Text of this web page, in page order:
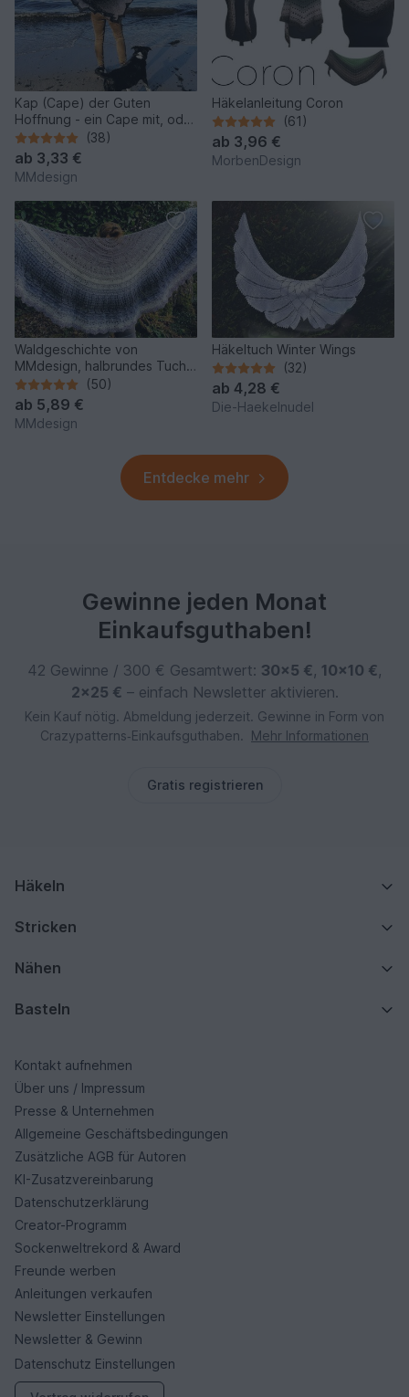
Kap (Cape) der Guten
Hoffnung - ein Cape mit, oder
ohne Kapuze(38)
ab 3,33 €
MMdesign
Häkelanleitung Coron
(61)
ab 3,96 €
MorbenDesign
Waldgeschichte von
MMdesign, halbrundes Tuch
mit 2 Abschluss-Borten
(50)
ab 5,89 €
MMdesign
Häkeltuch Winter Wings
(32)
ab 4,28 €
Die-Haekelnudel
Entdecke mehr
Gewinne jeden Monat
Einkaufsguthaben!
42 Gewinne / 300 € Gesamtwert: 30×5 €, 10×10 €,
2×25 € – einfach Newsletter aktivieren.
Kein Kauf nötig. Abmeldung jederzeit. Gewinne in Form von
Crazypatterns‑Einkaufsguthaben.
Mehr Informationen
Gratis registrieren
Häkeln
Stricken
Nähen
Basteln
Kontakt aufnehmen
Über uns / Impressum
Presse & Unternehmen
Allgemeine Geschäftsbedingungen
Zusätzliche AGB für Autoren
KI-Zusatzvereinbarung
Datenschutzerklärung
Creator-Programm
Sockenweltrekord & Award
Freunde werben
Anleitungen verkaufen
Newsletter Einstellungen
Newsletter & Gewinn
Datenschutz Einstellungen